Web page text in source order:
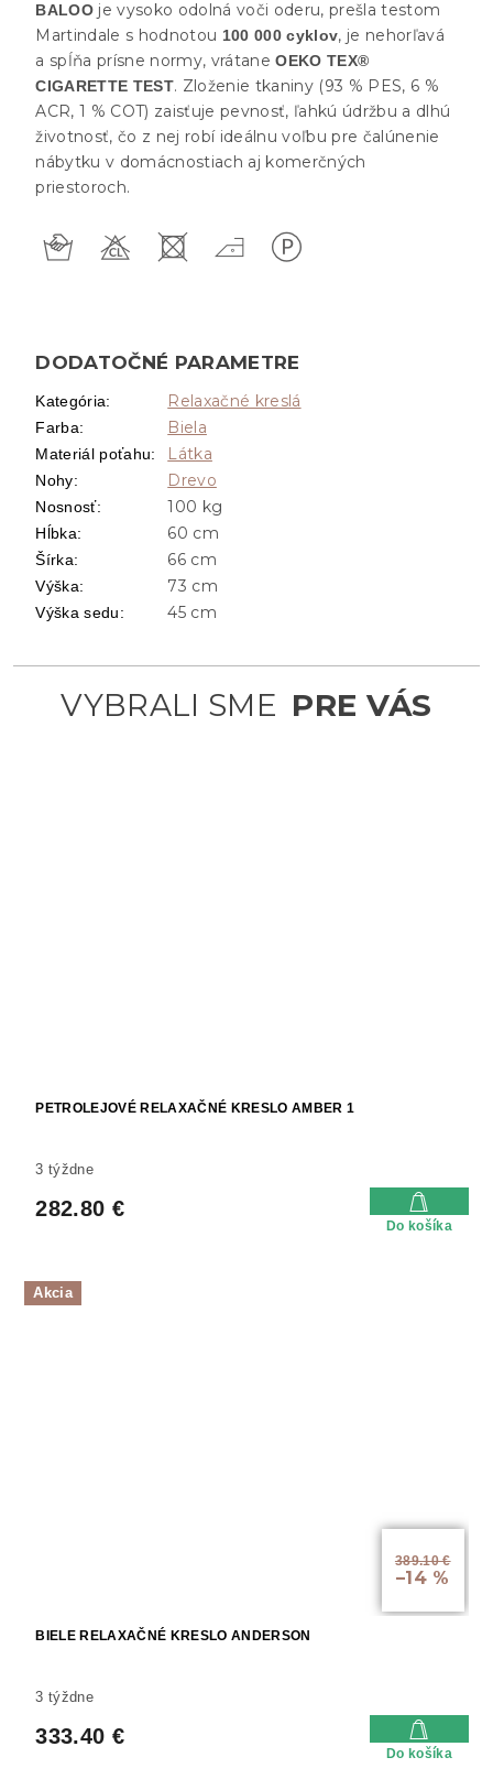
PETROLEJOVÉ RELAXAČNÉ KRESLO AMBER 1
3 týždne
282.80 €
Do košíka
Akcia
389.10 €
–14 %
BIELE RELAXAČNÉ KRESLO ANDERSON
3 týždne
333.40 €
Do košíka
BALOOje vysoko odolná voči oderu, prešla testom
Martindale s hodnotou 100 000 cyklov, je nehorľavá
a spĺňa prísne normy, vrátaneOEKO TEX®
CIGARETTE TEST. Zloženie tkaniny (93 % PES, 6 %
ACR, 1 % COT) zaisťuje pevnosť, ľahkú údržbu a dlhú
životnosť, čo z nej robí ideálnu voľbu pre čalúnenie
nábytku v domácnostiach aj komerčných
priestoroch.
DODATOČNÉ PARAMETRE
Kategória: Relaxačné kreslá
Farba: Biela
Materiál poťahu: Látka
Nohy: Drevo
Nosnosť: 100 kg
Hĺbka: 60 cm
Šírka: 66 cm
Výška: 73 cm
Výška sedu: 45 cm